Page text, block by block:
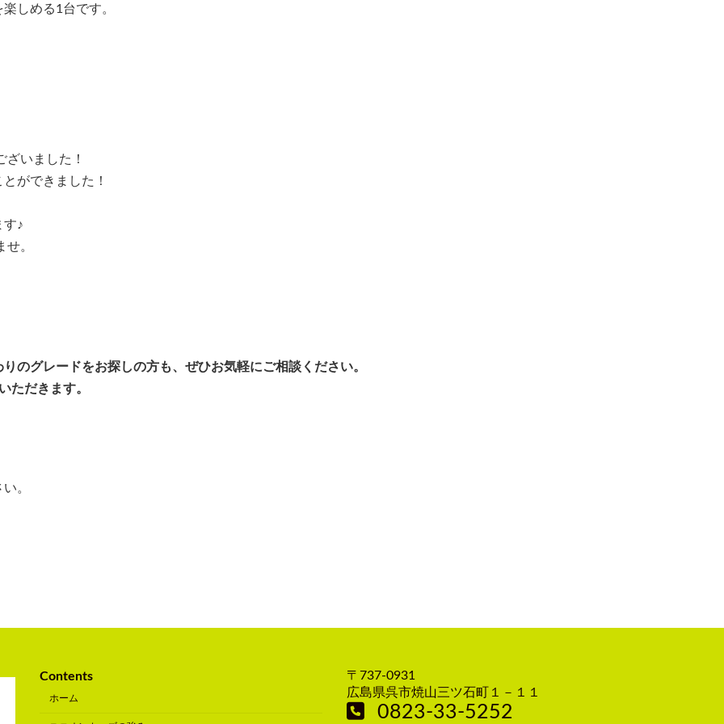
しめる1台です。
いました！
ができました！
す♪
。
のグレードをお探しの方も、ぜひお気軽にご相談ください。
ただきます。
。
Contents
ホーム
〒737-0931
広島県呉市焼山三ツ石町１－１１
0823-33-5252